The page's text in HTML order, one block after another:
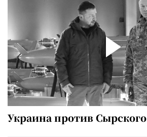
Украина против Сырского